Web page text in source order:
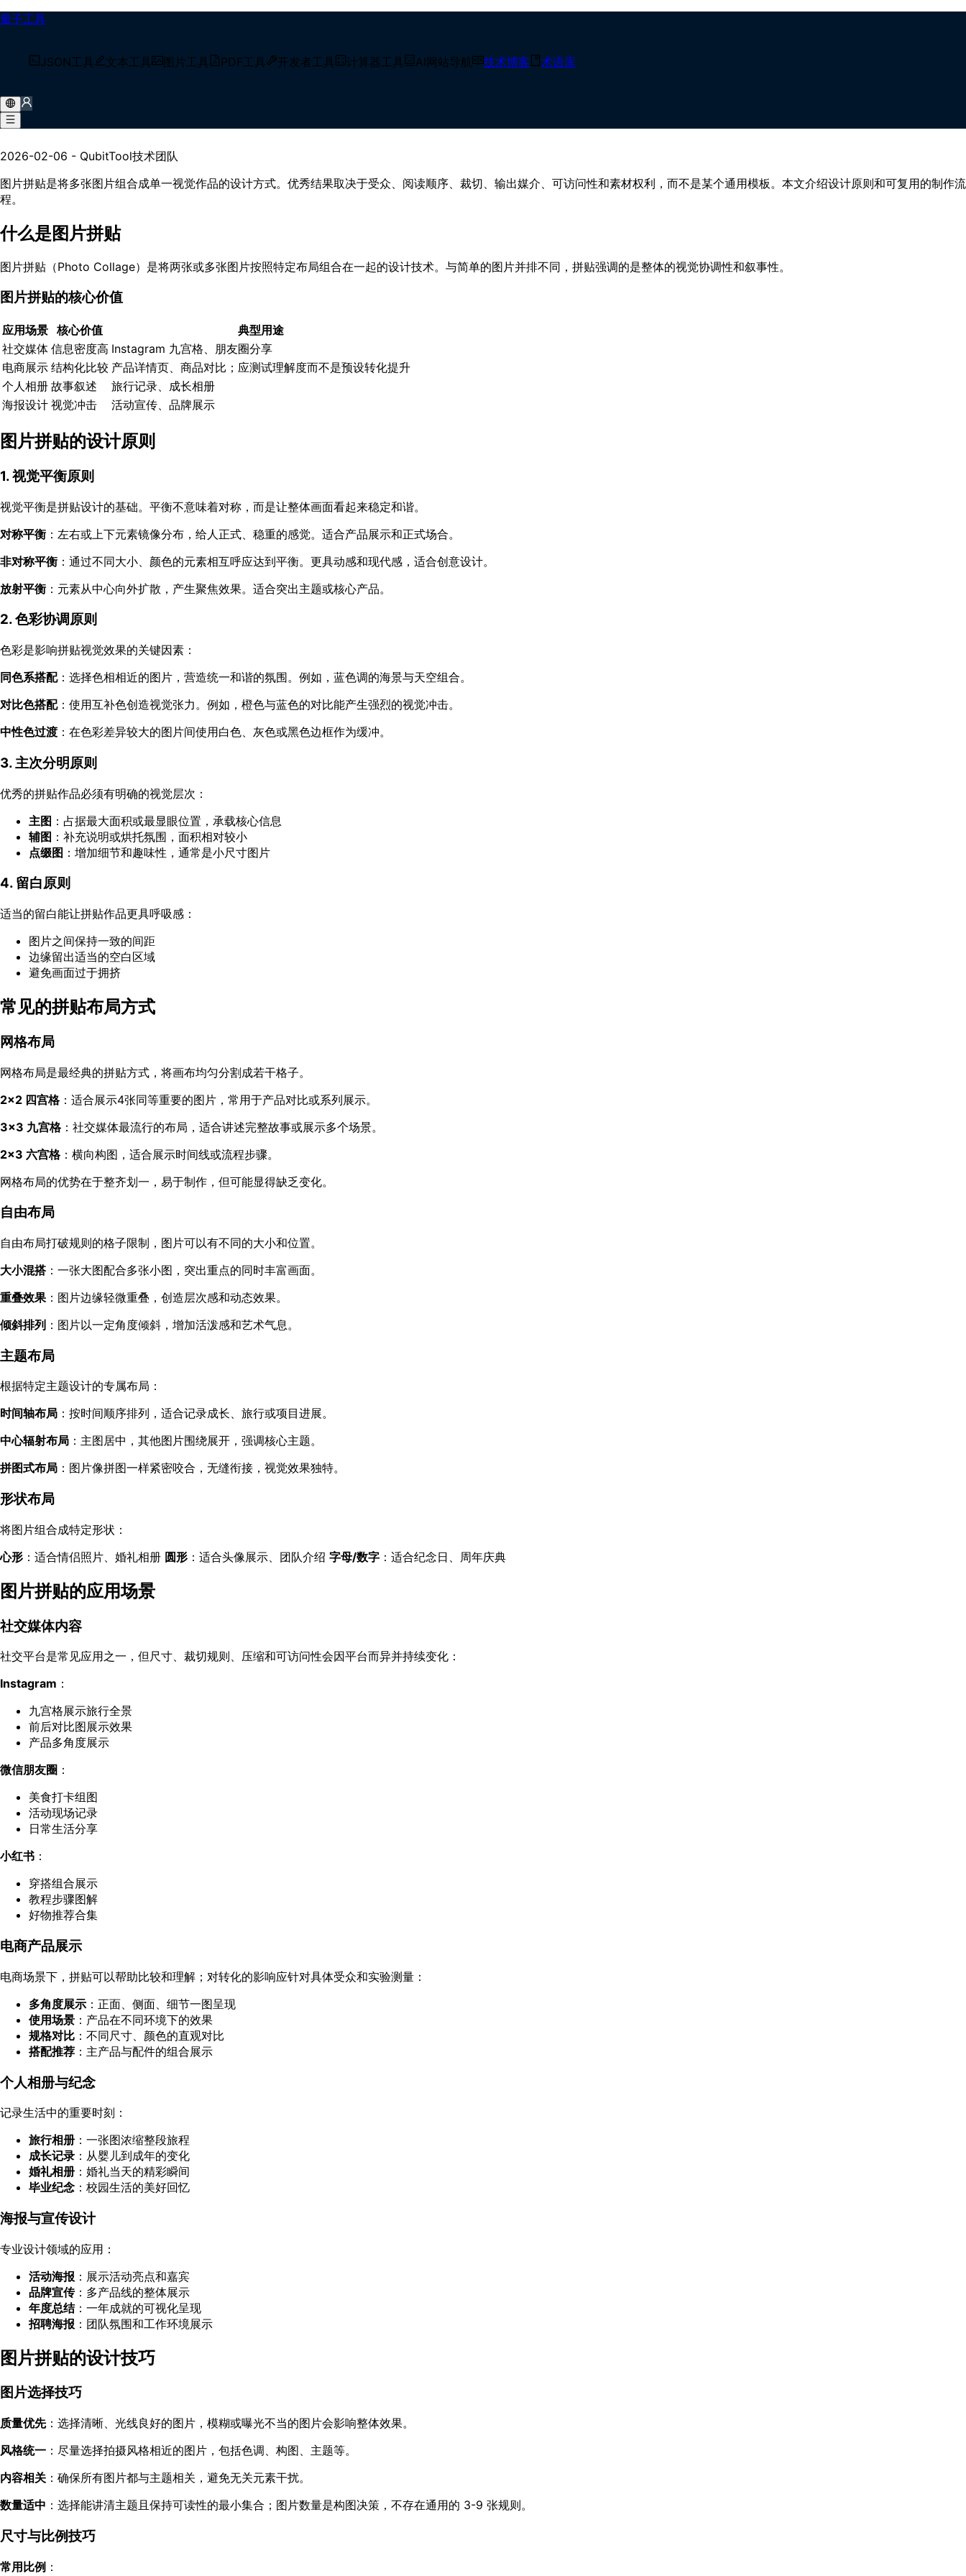
量子工具
JSON工具 文本工具 图片工具 PDF工具 开发者工具 计算器工具 AI网站导航 技术博客 术语库
/
图片拼贴设计详解【2026】- 布局技巧与创意灵感
2026-02-06 - QubitTool技术团队
图片拼贴是将多张图片组合成单一视觉作品的设计方式。优秀结果取决于受众、阅读顺序、裁切、输出媒介、可访问性和素材权利，而不是某个通用模板。本文介绍设计原则和可复用的制作流
程。
什么是图片拼贴
图片拼贴（Photo Collage）是将两张或多张图片按照特定布局组合在一起的设计技术。与简单的图片并排不同，拼贴强调的是整体的视觉协调性和叙事性。
图片拼贴的核心价值
应用场景 核心价值
典型用途
社交媒体 信息密度高 Instagram 九宫格、朋友圈分享
电商展示 结构化比较 产品详情页、商品对比；应测试理解度而不是预设转化提升
个人相册 故事叙述
旅行记录、成长相册
海报设计 视觉冲击 活动宣传、品牌展示
图片拼贴的设计原则
1. 视觉平衡原则
视觉平衡是拼贴设计的基础。平衡不意味着对称，而是让整体画面看起来稳定和谐。
对称平衡 ：左右或上下元素镜像分布，给人正式、稳重的感觉。适合产品展示和正式场合。
非对称平衡 ：通过不同大小、颜色的元素相互呼应达到平衡。更具动感和现代感，适合创意设计。
放射平衡 ：元素从中心向外扩散，产生聚焦效果。适合突出主题或核心产品。
2. 色彩协调原则
色彩是影响拼贴视觉效果的关键因素：
同色系搭配：选择色相相近的图片，营造统一和谐的氛围。例如，蓝色调的海景与天空组合。
对比色搭配：使用互补色创造视觉张力。例如，橙色与蓝色的对比能产生强烈的视觉冲击。
中性色过渡 ：在色彩差异较大的图片间使用白色、灰色或黑色边框作为缓冲。
3. 主次分明原则
优秀的拼贴作品必须有明确的视觉层次：
主图 ：占据最大面积或最显眼位置，承载核心信息
辅图 ：补充说明或烘托氛围，面积相对较小
点缀图 ：增加细节和趣味性，通常是小尺寸图片
4. 留白原则
适当的留白能让拼贴作品更具呼吸感：
图片之间保持一致的间距
边缘留出适当的空白区域
避免画面过于拥挤
常见的拼贴布局方式
网格布局
网格布局是最经典的拼贴方式，将画布均匀分割成若干格子。
2×2 四宫格：适合展示4张同等重要的图片，常用于产品对比或系列展示。
3×3 九宫格：社交媒体最流行的布局，适合讲述完整故事或展示多个场景。
2×3 六宫格：横向构图，适合展示时间线或流程步骤。
网格布局的优势在于整齐划一，易于制作，但可能显得缺乏变化。
自由布局
自由布局打破规则的格子限制，图片可以有不同的大小和位置。
大小混搭 ：一张大图配合多张小图，突出重点的同时丰富画面。
重叠效果 ：图片边缘轻微重叠，创造层次感和动态效果。
倾斜排列 ：图片以一定角度倾斜，增加活泼感和艺术气息。
主题布局
根据特定主题设计的专属布局：
时间轴布局 ：按时间顺序排列，适合记录成长、旅行或项目进展。
中心辐射布局 ：主图居中，其他图片围绕展开，强调核心主题。
拼图式布局 ：图片像拼图一样紧密咬合，无缝衔接，视觉效果独特。
形状布局
将图片组合成特定形状：
心形 ：适合情侣照片、婚礼相册 圆形 ：适合头像展示、团队介绍 字母/数字 ：适合纪念日、周年庆典
图片拼贴的应用场景
社交媒体内容
社交平台是常见应用之一，但尺寸、裁切规则、压缩和可访问性会因平台而异并持续变化：
Instagram ：
九宫格展示旅行全景
前后对比图展示效果
产品多角度展示
微信朋友圈 ：
美食打卡组图
活动现场记录
日常生活分享
小红书 ：
穿搭组合展示
教程步骤图解
好物推荐合集
电商产品展示
电商场景下，拼贴可以帮助比较和理解；对转化的影响应针对具体受众和实验测量：
多角度展示 ：正面、侧面、细节一图呈现
使用场景 ：产品在不同环境下的效果
规格对比 ：不同尺寸、颜色的直观对比
搭配推荐 ：主产品与配件的组合展示
个人相册与纪念
记录生活中的重要时刻：
旅行相册 ：一张图浓缩整段旅程
成长记录 ：从婴儿到成年的变化
婚礼相册 ：婚礼当天的精彩瞬间
毕业纪念 ：校园生活的美好回忆
海报与宣传设计
专业设计领域的应用：
活动海报 ：展示活动亮点和嘉宾
品牌宣传：多产品线的整体展示
年度总结：一年成就的可视化呈现
招聘海报 ：团队氛围和工作环境展示
图片拼贴的设计技巧
图片选择技巧
质量优先：选择清晰、光线良好的图片，模糊或曝光不当的图片会影响整体效果。
风格统一 ：尽量选择拍摄风格相近的图片，包括色调、构图、主题等。
内容相关 ：确保所有图片都与主题相关，避免无关元素干扰。
数量适中 ：选择能讲清主题且保持可读性的最小集合；图片数量是构图决策，不存在通用的 3-9 张规则。
尺寸与比例技巧
常用比例 ：